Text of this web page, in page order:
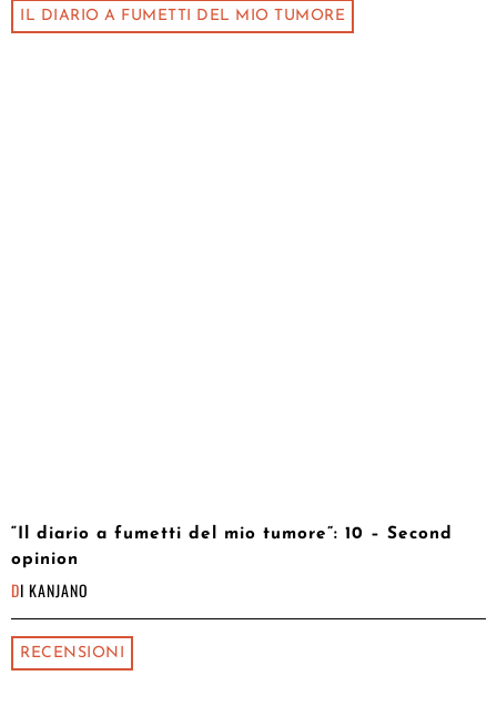
IL DIARIO A FUMETTI DEL MIO TUMORE
“Il diario a fumetti del mio tumore”: 10 – Second
opinion
DI KANJANO
RECENSIONI